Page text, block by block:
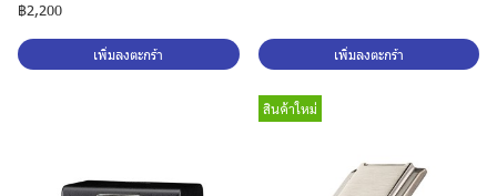
฿2,200
เพิ่มลงตะกร้า เพิ่มลงตะกร้า
สินค้าใหม่